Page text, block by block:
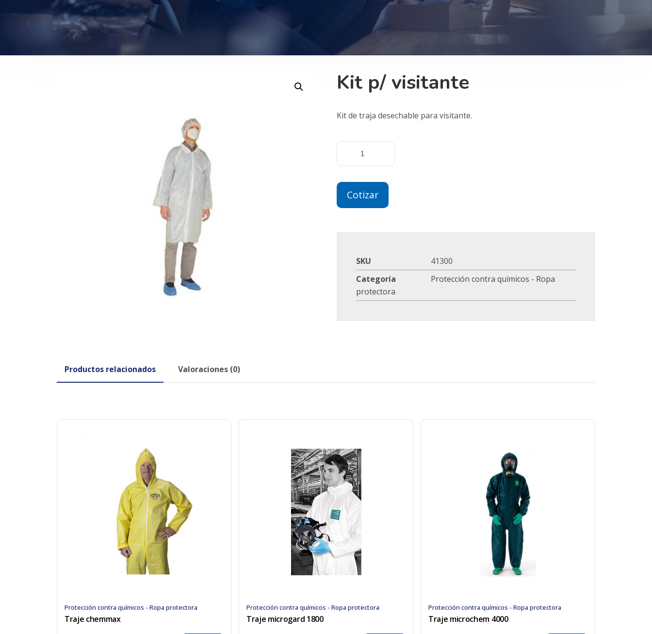
Kit p/ visitante
Kit de traja desechable para visitante.
Cotizar
SKU
41300
Categoría
Protección contra químicos - Ropa
protectora
Productos relacionados Valoraciones (0)
Protección contra químicos - Ropa protectora
Traje chemmax
Protección contra químicos - Ropa protectora
Traje microgard 1800
Protección contra químicos - Ropa protectora
Traje microchem 4000